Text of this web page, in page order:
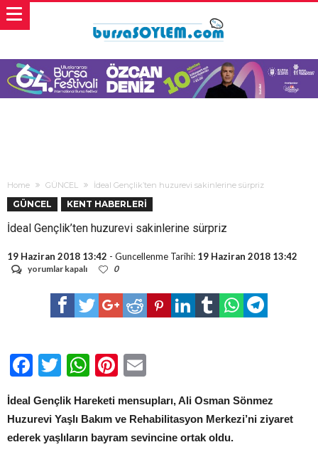
Home GÜNCEL İdeal Gençlik’ten huzurevi sakinlerine sürpriz
GÜNCEL KENT HABERLERİ
İdeal Gençlik’ten huzurevi sakinlerine sürpriz
19 Haziran 2018 13:42 - Guncellenme Tarihi: 19 Haziran 2018 13:42
İdeal
huzurevi
sakinlerine
yorumlar kapalı 0
Facebook
TwitterWhatsApp
Pinterest
İdeal Gençlik Hareketi mensupları, Ali Osman Sönmez
Huzurevi Yaşlı Bakım ve Rehabilitasyon Merkezi’ni ziyaret
ederek yaşlıların bayram sevincine ortak oldu.